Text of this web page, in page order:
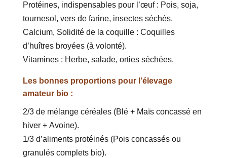
Protéines, indispensables pour l’œuf : Pois, soja,
tournesol, vers de farine, insectes séchés.
Calcium, Solidité de la coquille : Coquilles
d’huîtres broyées (à volonté).
Vitamines : Herbe, salade, orties séchées.
Les bonnes proportions pour l’élevage
amateur bio :
2/3 de mélange céréales (Blé + Maïs concassé en
hiver + Avoine).
1/3 d’aliments protéinés (Pois concassés ou
granulés complets bio).